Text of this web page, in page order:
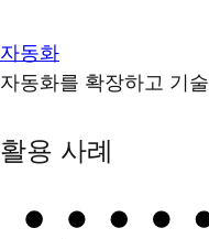
자동화
자동화를 확장하고 기
활용 사례